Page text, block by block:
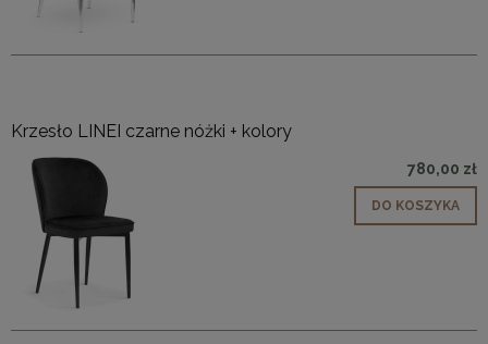
Krzesło LINEI czarne nóżki + kolory
780,00 zł
DO KOSZYKA